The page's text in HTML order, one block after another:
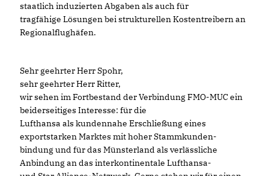
staatlich induzierten Abgaben als auch für
tragfähige Lösungen bei strukturellen Kostentreibern an
Regionalflughäfen.
Sehr geehrter Herr Spohr,
sehr geehrter Herr Ritter,
wir sehen im Fortbestand der Verbindung FMO-MUC ein
beiderseitiges Interesse: für die
Lufthansa als kundennahe Erschließung eines
exportstarken Marktes mit hoher Stammkunden-
bindung und für das Münsterland als verlässliche
Anbindung an das interkontinentale Lufthansa-